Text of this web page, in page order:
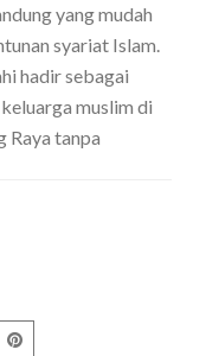
yang mudah
syariat Islam.
hadir sebagai
muslim di
Raya tanpa